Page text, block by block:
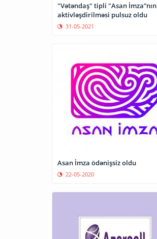
"Vətəndaş" tipli "Asan İmza”nın
aktivləşdirilməsi pulsuz oldu
31-05-2021
Asan İmza ödənişsiz oldu
22-05-2020